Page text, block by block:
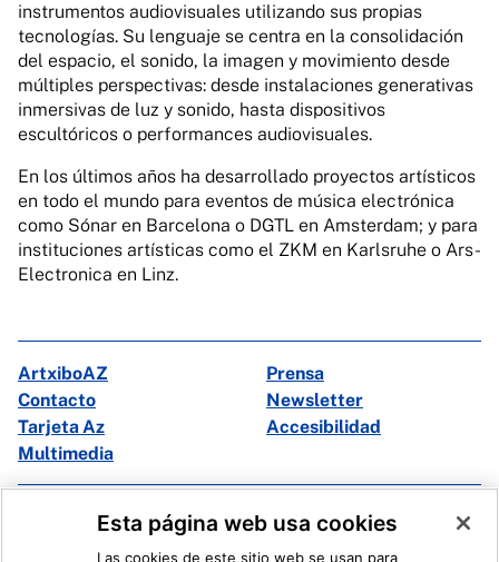
instrumentos audiovisuales utilizando sus propias
tecnologías. Su lenguaje se centra en la consolidación
del espacio, el sonido, la imagen y movimiento desde
múltiples perspectivas: desde instalaciones generativas
inmersivas de luz y sonido, hasta dispositivos
escultóricos o performances audiovisuales.
En los últimos años ha desarrollado proyectos artísticos
en todo el mundo para eventos de música electrónica
como Sónar en Barcelona o DGTL en Amsterdam; y para
instituciones artísticas como el ZKM en Karlsruhe o Ars-
Electronica en Linz.
ArtxiboAZ
Prensa
Contacto
Newsletter
Tarjeta Az
Accesibilidad
Multimedia
Facebook
X
Esta página web usa cookies
Las cookies de este sitio web se usan para